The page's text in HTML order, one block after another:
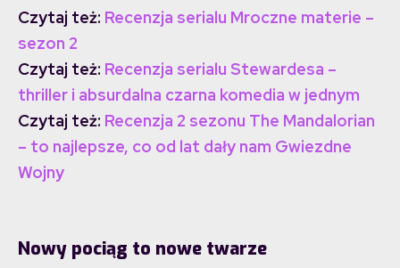
Czytaj też: Recenzja serialu Mroczne materie –
sezon 2
Czytaj też: Recenzja serialu Stewardesa –
thriller i absurdalna czarna komedia w jednym
Czytaj też: Recenzja 2 sezonu The Mandalorian
– to najlepsze, co od lat dały nam Gwiezdne
Wojny
Nowy pociąg to nowe twarze